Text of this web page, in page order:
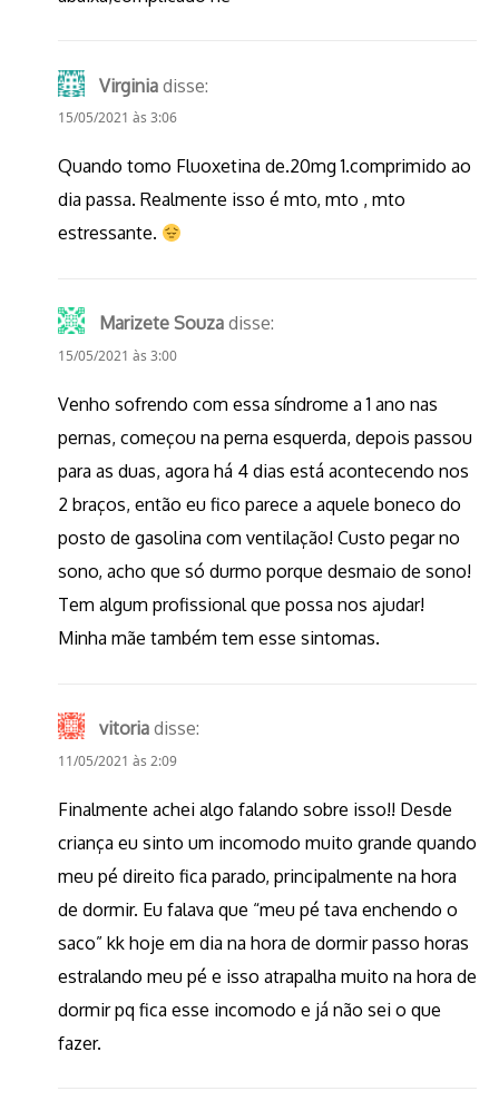
Virginia disse:
15/05/2021 às 3:06
Quando tomo Fluoxetina de.20mg 1.comprimido ao
dia passa. Realmente isso é mto, mto , mto
estressante.
Marizete Souza disse:
15/05/2021 às 3:00
Venho sofrendo com essa síndrome a 1 ano nas
pernas, começou na perna esquerda, depois passou
para as duas, agora há 4 dias está acontecendo nos
2 braços, então eu fico parece a aquele boneco do
posto de gasolina com ventilação! Custo pegar no
sono, acho que só durmo porque desmaio de sono!
Tem algum profissional que possa nos ajudar!
Minha mãe também tem esse sintomas.
vitoria disse:
11/05/2021 às 2:09
Finalmente achei algo falando sobre isso!! Desde
criança eu sinto um incomodo muito grande quando
meu pé direito fica parado, principalmente na hora
de dormir. Eu falava que “meu pé tava enchendo o
saco” kk hoje em dia na hora de dormir passo horas
estralando meu pé e isso atrapalha muito na hora de
dormir pq fica esse incomodo e já não sei o que
fazer.